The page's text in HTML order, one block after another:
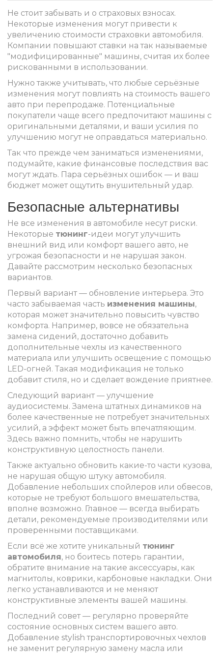
Не стоит забывать и о страховых взносах.
Некоторые изменения могут привести к
увеличению стоимости страховки автомобиля.
Компании повышают ставки на так называемые
"модифицированные" машины, считая их более
рискованными в использовании.
Нужно также учитывать, что любые серьёзные
изменения могут повлиять на стоимость вашего
авто при перепродаже. Потенциальные
покупатели чаще всего предпочитают машины с
оригинальными деталями, и ваши усилия по
улучшению могут не оправдаться материально.
Так что прежде чем заниматься изменениями,
подумайте, какие финансовые последствия вас
могут ждать. Пара серьёзных ошибок — и ваш
бюджет может ощутить внушительный удар.
Безопасные альтернативы
Не все изменения в автомобиле несут риски.
Некоторые тюнинг-идеи могут улучшить
внешний вид или комфорт вашего авто, не
угрожая безопасности и не нарушая закон.
Давайте рассмотрим несколько безопасных
вариантов.
Первый вариант — обновление интерьера. Это
часто забываемая часть изменения машины,
которая может значительно повысить чувство
комфорта. Например, вовсе не обязательна
замена сидений, достаточно добавить
дополнительные чехлы из качественного
материала или улучшить освещение с помощью
LED-огней. Такая модификация не только
добавит стиля, но и сделает вождение приятнее.
Следующий вариант — улучшение
аудиосистемы. Замена штатных динамиков на
более качественные не потребует значительных
усилий, а эффект может быть впечатляющим.
Здесь важно помнить, чтобы не нарушить
конструктивную целостность панели.
Также актуально обновить какие-то части кузова,
не нарушая общую штуку автомобиля.
Добавление небольших спойлеров или обвесов,
которые не требуют большого вмешательства,
вполне возможно. Главное — всегда выбирать
детали, рекомендуемые производителями или
проверенными поставщиками.
Если всё же хотите уникальный тюнинг
автомобиля, но боитесь потерь гарантии,
обратите внимание на такие аксессуары, как
магнитолы, коврики, карбоновые накладки. Они
легко устанавливаются и не меняют
конструктивные элементы вашей машины.
Последний совет — регулярно проверяйте
состояние основных систем вашего авто.
Добавление stylish транспортировочных чехлов
не заменит регулярную замену масла или